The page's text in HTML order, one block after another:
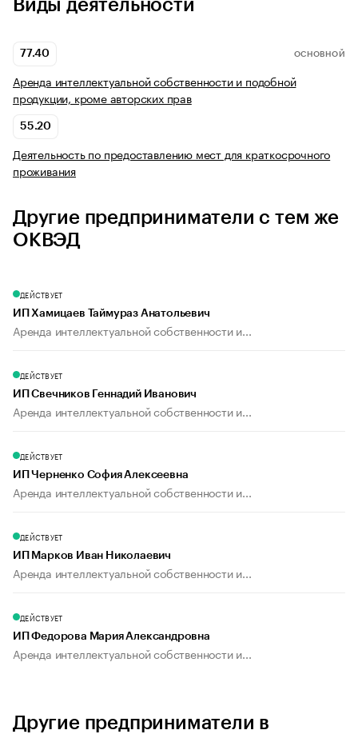
Виды деятельности
77.40 ОСНОВНОЙ
Аренда интеллектуальной собственности и подобной
продукции, кроме авторских прав
55.20
Деятельность по предоставлению мест для краткосрочного
проживания
Другие предприниматели с тем же
ОКВЭД
ДЕЙСТВУЕТ
ИП Хамицаев Таймураз Анатольевич
Аренда интеллектуальной собственности и...
ДЕЙСТВУЕТ
ИП Свечников Геннадий Иванович
Аренда интеллектуальной собственности и...
ДЕЙСТВУЕТ
ИП Черненко София Алексеевна
Аренда интеллектуальной собственности и...
ДЕЙСТВУЕТ
ИП Марков Иван Николаевич
Аренда интеллектуальной собственности и...
ДЕЙСТВУЕТ
ИП Федорова Мария Александровна
Аренда интеллектуальной собственности и...
Другие предприниматели в